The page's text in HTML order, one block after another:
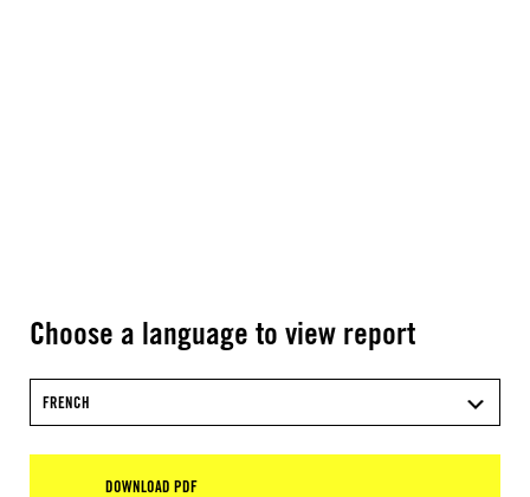
Choose a language to view report
FRENCH
DOWNLOAD PDF